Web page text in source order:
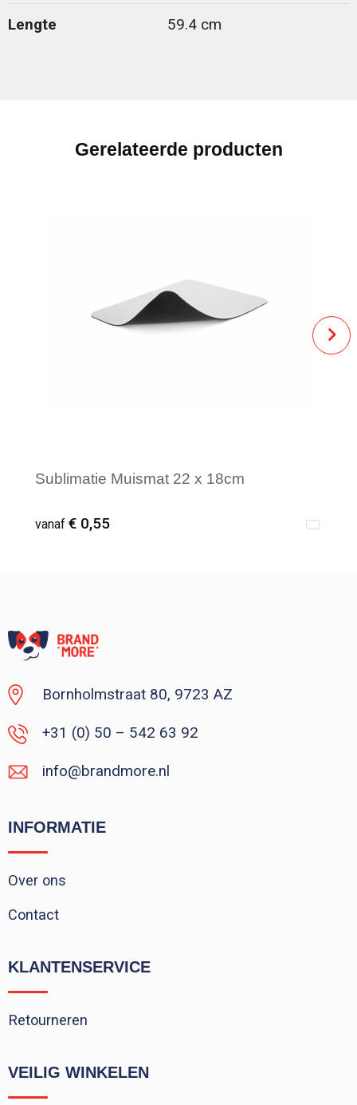
Lengte 59.4 cm
Gerelateerde producten
Sublimatie Muismat 22 x 18cm
vanaf € 0,55
Bornholmstraat 80, 9723 AZ
+31 (0) 50 – 542 63 92
info@brandmore.nl
INFORMATIE
Over ons
Contact
KLANTENSERVICE
Retourneren
VEILIG WINKELEN